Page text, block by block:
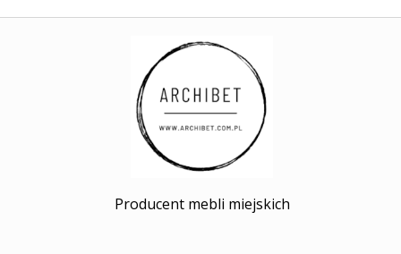
Producent mebli miejskich